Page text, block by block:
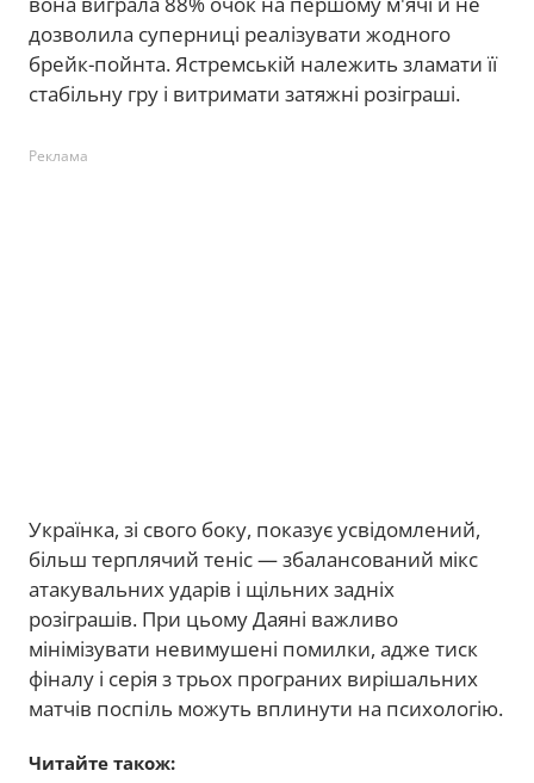
дозволила суперниці реалізувати жодного
брейк-пойнта. Ястремській належить зламати її
стабільну гру і витримати затяжні розіграші.
Реклама
Українка, зі свого боку, показує усвідомлений,
більш терплячий теніс — збалансований мікс
атакувальних ударів і щільних задніх
розіграшів. При цьому Даяні важливо
мінімізувати невимушені помилки, адже тиск
фіналу і серія з трьох програних вирішальних
матчів поспіль можуть вплинути на психологію.
Читайте також: